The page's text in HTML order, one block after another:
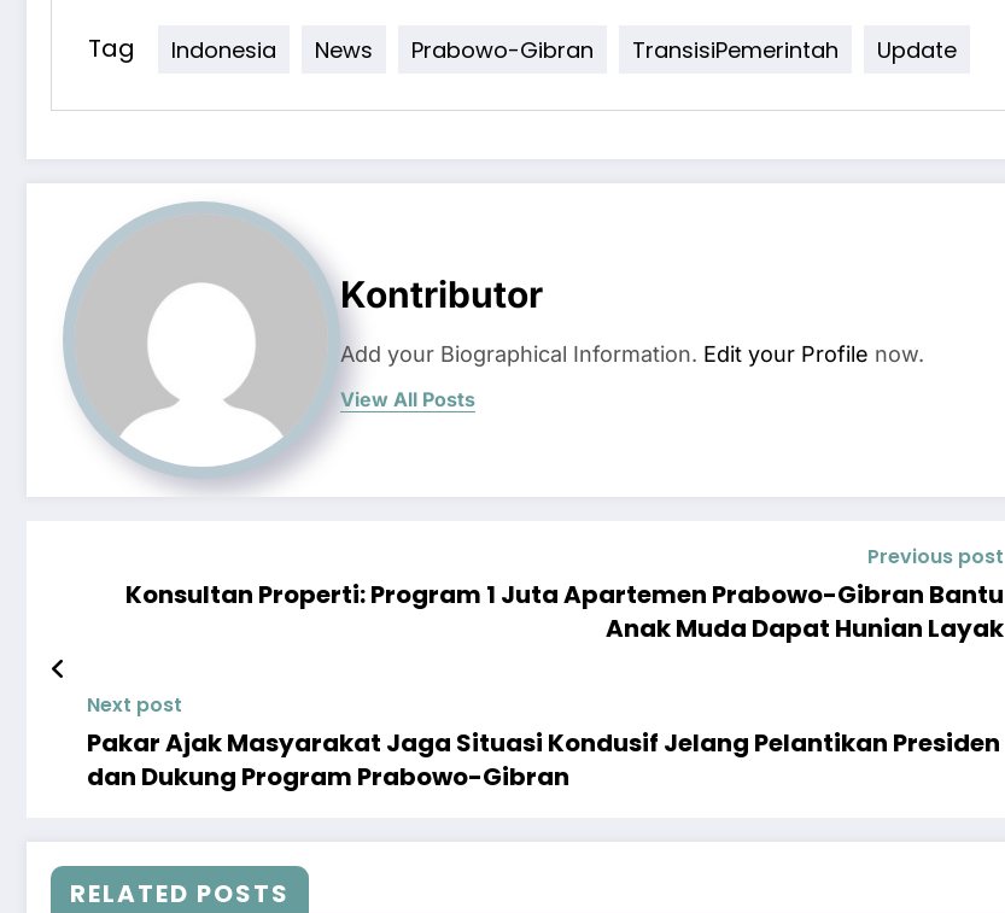
Tag Indonesia News Prabowo-Gibran TransisiPemerintah Update
Kontributor
Add your Biographical Information. Edit your Profile now.
View All Posts
Previous post
Konsultan Properti: Program 1 Juta Apartemen Prabowo-Gibran Bantu
Anak Muda Dapat Hunian Layak
Next post
Pakar Ajak Masyarakat Jaga Situasi Kondusif Jelang Pelantikan Presiden
dan Dukung Program Prabowo-Gibran
RELATED POSTS